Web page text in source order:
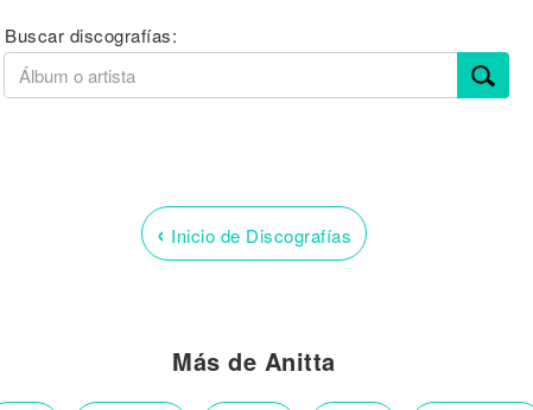
Buscar discografías:
‹ Inicio de Discografías
Más de Anitta